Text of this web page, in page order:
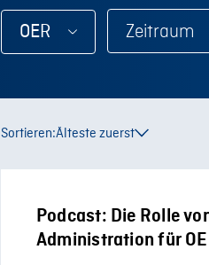
OER
Sortieren:Älteste zuerst
Podcast: Die Rolle
Administration für